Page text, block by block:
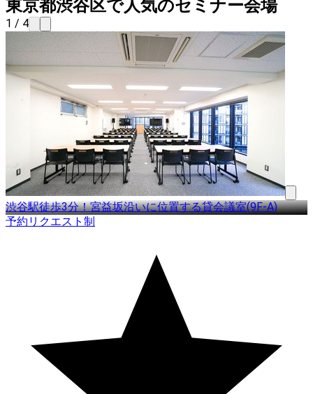
東京都渋谷区で人気のセミナー会場
1 / 4
渋谷駅徒歩3分！宮益坂沿いに位置する貸会議室(9F-A)
予約リクエスト制